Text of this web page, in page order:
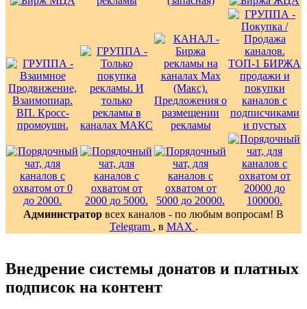
Администратор всех каналов - по любым вопросам! В
Telegram , в MAX .
Внедрение системы донатов и платных
подписок на контент